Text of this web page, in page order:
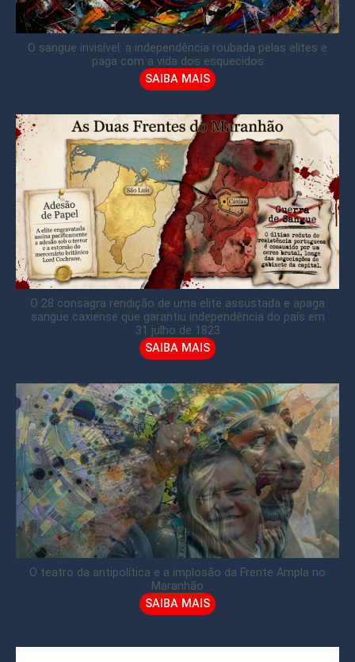
O sangue invisível: a independência roubada pelas elites e
paga com a vida dos esquecidos
SAIBA MAIS
O 28 consagra rendição de uma elite assustada e apaga
sangue caxiense que garantiu independência do país em
31 julho de 1823
SAIBA MAIS
O teatro da antipolítica e a implosão da Frente Ampla no
Maranhão
SAIBA MAIS